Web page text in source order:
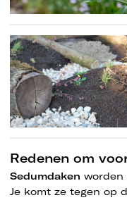
Redenen om
Sedumdaken worden
Je komt ze tegen op